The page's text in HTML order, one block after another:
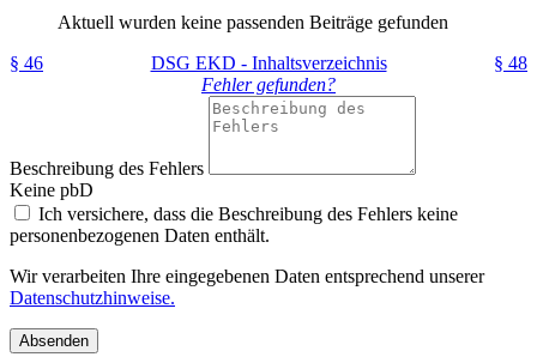
Aktuell wurden keine passenden Beiträge gefunden
§ 46
DSG EKD - Inhaltsverzeichnis
§ 48
Fehler gefunden?
Beschreibung des Fehlers
Keine pbD
Ich versichere, dass die Beschreibung des Fehlers keine
personenbezogenen Daten enthält.
Wir verarbeiten Ihre eingegebenen Daten entsprechend unserer
Datenschutzhinweise.
Absenden